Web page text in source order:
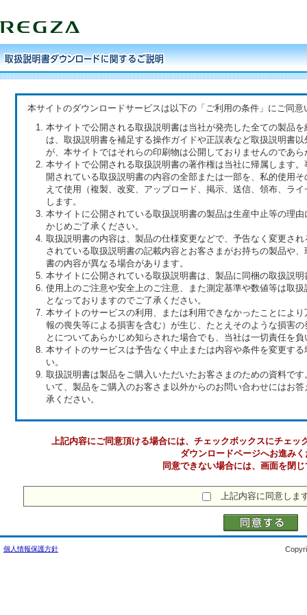
本サイトのダウンロードサービスは以下の「ご利用の条件」にご同
本サイトで公開される取扱説明書は当社が発売した全ての製品
は、取扱説明書を補足する操作ガイドや正誤表など取扱説明書
が、本サイトではそれらの印刷物は公開しておりませんのであ
本サイトで公開される取扱説明書の著作権は当社に帰属します
開されている取扱説明書の内容の全部または一部を、私的使用
えて使用（複製、改変、アップロード、掲示、送信、領布、ラ
します。
本サイトに公開されている取扱説明書の製品は生産中止等の理
かじめご了承ください。
取扱説明書の内容は、製品の仕様変更などで、予告なく変更さ
されている取扱説明書の記載内容とお客さまがお持ちの製品や
書の内容が異なる場合があります。
本サイトに公開されている取扱説明書は、製品に同梱の取扱説
使用上のご注意や安全上のご注意、また測定基準や数値等は取
となっておりますのでご了承ください。
本サイトのサービスの利用、または利用できなかったことによ
報の喪失等による損害を含む）が生じ、たとえそのような損害
とについてあらかじめ知らされた場合でも、当社は一切責任を
本サイトのサービスは予告なく中止または内容や条件を変更す
い。
取扱説明書は製品をご購入いただいたお客さまのための資料で
いて、製品をご購入のお客さま以外からのお問い合わせにはお
承ください。
上記内容にご同意頂ける場合には、チェックボックスにチェッ
ダウンロードページへお進み
同意できない場合には、画面を閉
上記内容に同意しま
個人情報保護方針